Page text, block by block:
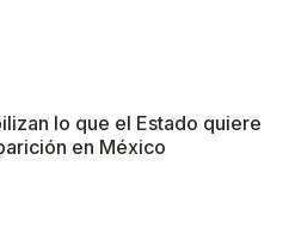
lo que el Estado quiere
en México